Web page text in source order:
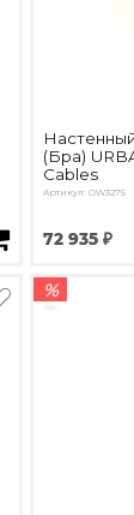
(Бра)
Cables
Артикул: OW3275
72 935 ₽
%